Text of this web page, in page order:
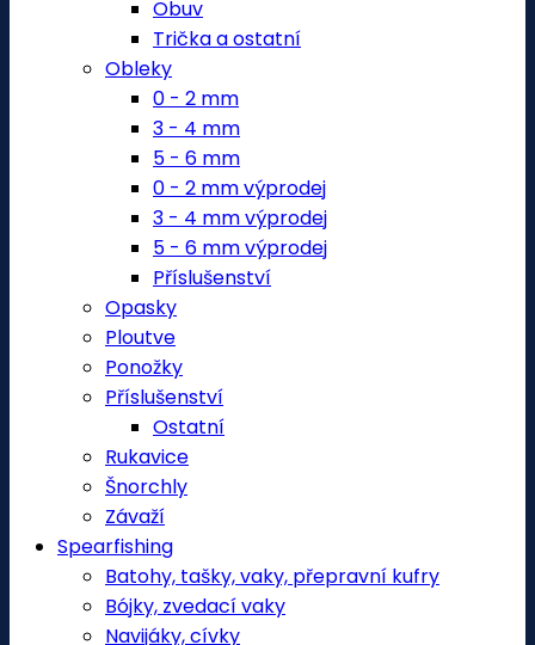
Obuv
Trička a ostatní
Obleky
0 - 2 mm
3 - 4 mm
5 - 6 mm
0 - 2 mm výprodej
3 - 4 mm výprodej
5 - 6 mm výprodej
Příslušenství
Opasky
Ploutve
Ponožky
Příslušenství
Ostatní
Rukavice
Šnorchly
Závaží
Spearfishing
Batohy, tašky, vaky, přepravní kufry
Bójky, zvedací vaky
Navijáky, cívky